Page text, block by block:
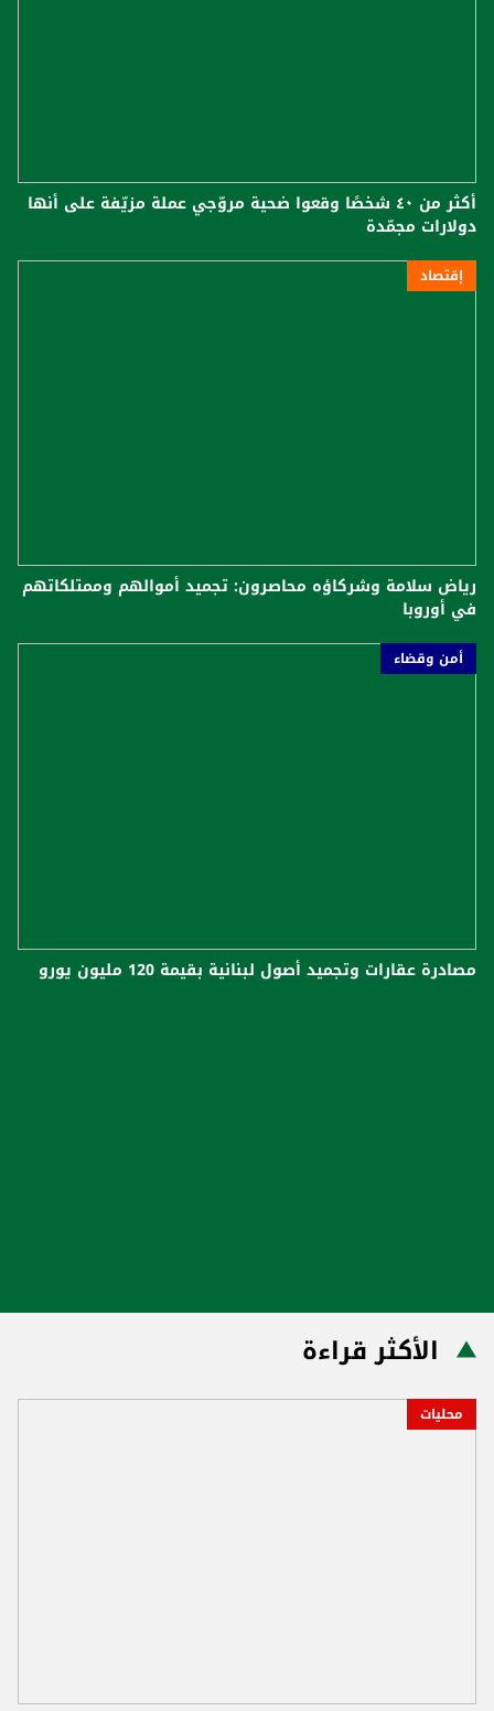
أكثر من ٤٠ شخصًا وقعوا ضحية مروّجي عملة مزيّفة على أنها
دولارات مجمّدة
إقتصاد
رياض سلامة وشركاؤه محاصرون: تجميد أموالهم وممتلكاتهم
في أوروبا
أمن وقضاء
مصادرة عقارات وتجميد أصول لبنانية بقيمة 120 مليون يورو
الأكثر قراءة
محليات